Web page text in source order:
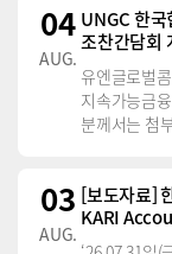
04
AUG.
UNGC 한국
조찬간담회
유엔글로벌
지속가능금
분께서는 첨
03
AUG.
[보도자료]
KARI
Seminar 개